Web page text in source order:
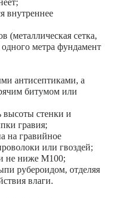
внутреннее
(металлическая сетка,
метра фундамент
антисептиками, а
битумом или
высоты стенки и
гравия;
на гравийное
или гвоздей;
не ниже М100;
рубероидом, отделяя
влаги.